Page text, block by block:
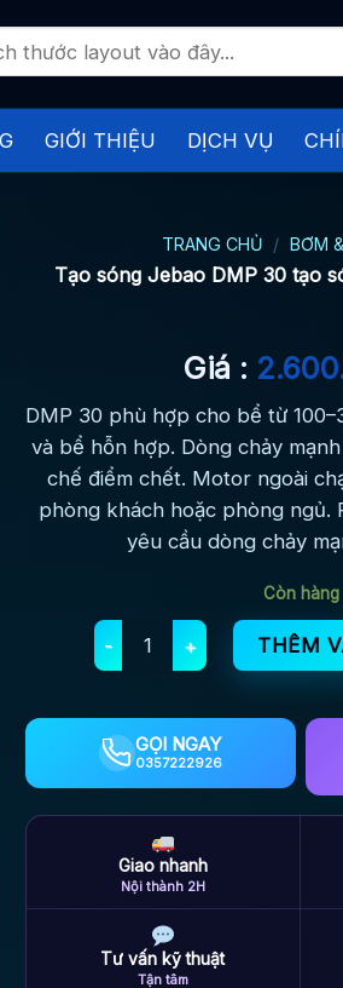
GIỚI THIỆU DỊCH VỤ
TRANG CHỦ / BƠM
Tạo sóng Jebao DMP 30 tạo
Giá :
DMP 30 phù hợp cho bể từ
và bể hỗn hợp. Dòng chảy
chế điểm chết. Motor ngoài
phòng khách hoặc phòng ngủ.
yêu cầu dòng chảy
Còn hàng
Tạo sóng Jebao DMP 30 tạo
THÊM
GỌI NGAY
0357222926
Giao nhanh
Nội thành 2H
Tư vấn kỹ thuật
Tận tâm